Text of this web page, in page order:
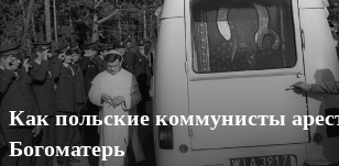
Как польские коммунисты
Богоматерь